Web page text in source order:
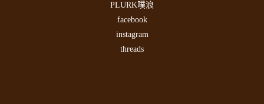
PLURK噗浪
facebook
instagram
threads